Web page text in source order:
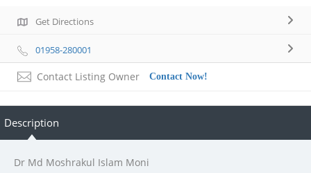
Get Directions
01958-280001
Contact Listing Owner Contact Now!
Description
Dr Md Moshrakul Islam Moni